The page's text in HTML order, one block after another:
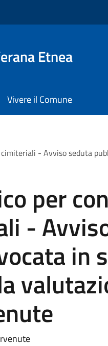
Etnea
Vivere il Comune
- Avviso seduta
per
-
in